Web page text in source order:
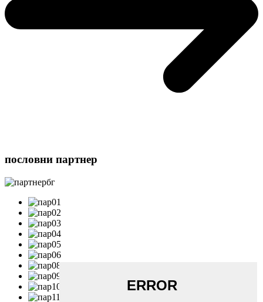
пословни партнер